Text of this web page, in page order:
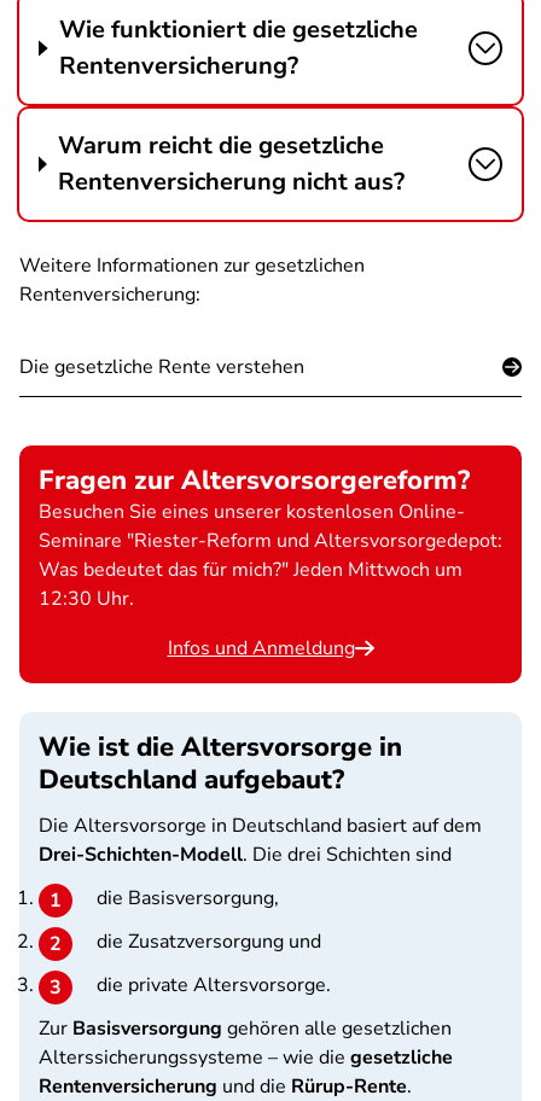
Wie funktioniert die gesetzliche
Rentenversicherung?
Warum reicht die gesetzliche
Rentenversicherung nicht aus?
Weitere Informationen zur gesetzlichen
Rentenversicherung:
Die gesetzliche Rente verstehen
Fragen zur Altersvorsorgereform?
Besuchen Sie eines unserer kostenlosen Online-
Seminare "Riester-Reform und Altersvorsorgedepot:
Was bedeutet das für mich?" Jeden Mittwoch um
12:30 Uhr.
Infos und Anmeldung
Wie ist die Altersvorsorge in
Deutschland aufgebaut?
Die Altersvorsorge in Deutschland basiert auf dem
Drei-Schichten-Modell. Die drei Schichten sind
die Basisversorgung,
die Zusatzversorgung und
die private Altersvorsorge.
Zur Basisversorgung gehören alle gesetzlichen
Alterssicherungssysteme – wie die gesetzliche
Rentenversicherung und die Rürup-Rente.